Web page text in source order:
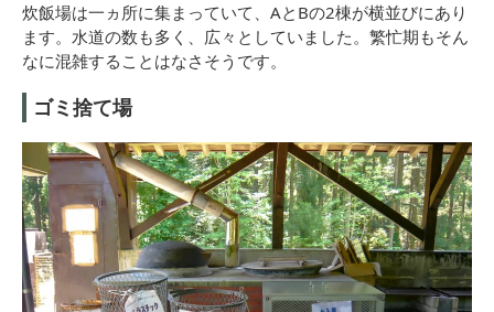
炊飯場は一ヵ所に集まっていて、AとBの2棟が横並びにあり
ます。水道の数も多く、広々としていました。繁忙期もそん
なに混雑することはなさそうです。
ゴミ捨て場